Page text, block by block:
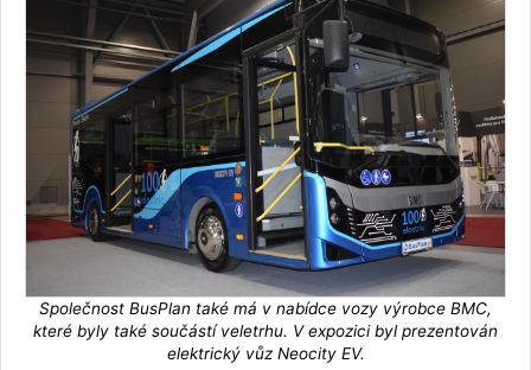
Společnost BusPlan také má v nabídce vozy výrobce BMC,
které byly také součástí veletrhu. V expozici byl prezentován
elektrický vůz Neocity EV.